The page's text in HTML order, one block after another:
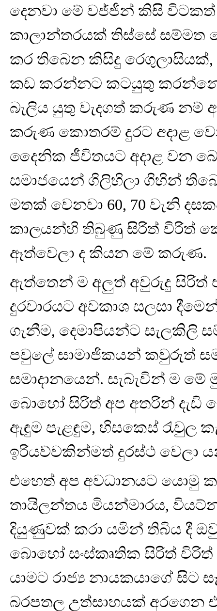
දෙනවා මේ වජ්ජීන් කිසි
කාලාන්තරයක් තිස්සේ සම්මත
කර තිබෙන කිසිදු
කඩ කරන්නට කටයුතු කරන්නේ
බැලිය යුතු වැදගත් කරුණ නම්
කරුණ කොතරම් දුරට අදාළ
දෛනික ජීවිතයට අදාළ වන
සමාජයෙන් ගිලිහිලා ගිහින්
මතක් වෙනවා 60, 70 වැනි
කාලයන්හි තිබුණු සිරිත් විරිත්
ඈත්වෙලා ද කියන මේ කරුණ.
ඇත්තෙන් ම අලුත් අවුරුදු සිරිත්
දුරචාරයට අවකාශ සලසා
ගැනීම, දෙමාපියන්ට සැලකිලි
පවුලේ සාමාජිකයන් කවුරුත්
සමාදානයෙන්. සැබැවින් ම
බොහෝ සිරිත් අප අතරින්
ඇඳුම පැළඳුම, හිසකෙස් රැවුල
ඉරියව්වකින්මත් දුරස්ථ වෙලා
එහෙත් අප අවධානයට යොමු
තායිලන්තය මියන්මාරය,
දියුණුවක් කරා යමින් තිබිය දී
බොහෝ සංස්කෘතික සිරිත්
යාමට රාජ්‍ය නායකයාගේ සිට
බරපතල උත්සාහයක් අරගෙන